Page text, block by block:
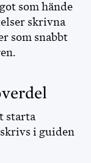
som hände
skrivna
som snabbt
starta
i guiden